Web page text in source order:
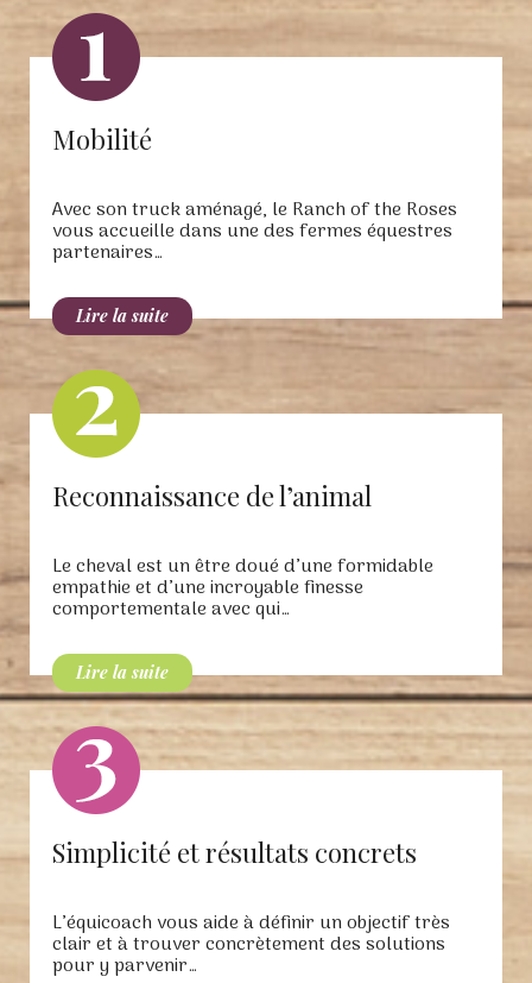
Mobilité
Avec son truck aménagé, le Ranch of the Roses
vous accueille dans une des fermes équestres
partenaires…
Reconnaissance de l’animal
Le cheval est un être doué d’une formidable
empathie et d’une incroyable finesse
comportementale avec qui…
Simplicité et résultats concrets
L’équicoach vous aide à définir un objectif très
clair et à trouver concrètement des solutions
pour y parvenir…